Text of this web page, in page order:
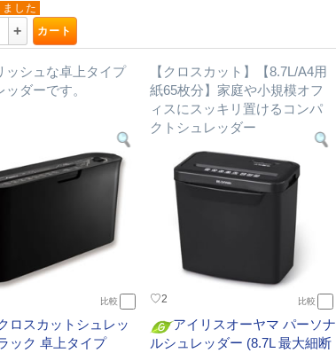
した
+ カート
ッシュな卓上タイプ
ダーです。
比較
ロスカットシュレッ
ック 卓上タイプ
【クロスカット】【8.7L/A4用
紙65枚分】家庭や小規模オフ
ィスにスッキリ置けるコンパ
クトシュレッダー
♡2 比較
アイリスオーヤマ パーソナ
ルシュレッダー (8.7L 最大細断